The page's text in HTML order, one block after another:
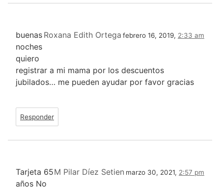
Roxana Edith Ortega febrero 16, 2019, 2:33 am
buenas
noches
quiero
registrar a mi mama por los descuentos
jubilados… me pueden ayudar por favor gracias
Responder
M Pilar Díez Setien marzo 30, 2021, 2:57 pm
Tarjeta 65
años No